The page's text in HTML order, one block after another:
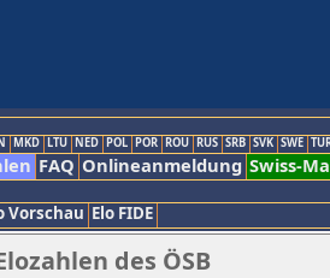
MKD LTU NED POL POR ROU RUS SRB SVK SWE
FAQ Onlineanmeldung Swiss-
Vorschau Elo FIDE
des ÖSB